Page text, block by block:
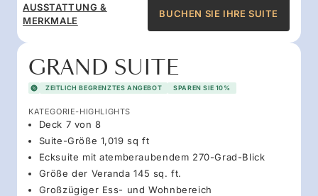
AUSSTATTUNG &
MERKMALE
BUCHEN SIE IHRE SUITE
GRAND SUITE
ZEITLICH BEGRENZTES ANGEBOT SPAREN SIE 10%
KATEGORIE-HIGHLIGHTS
Deck 7 von 8
Suite-Größe 1,019 sq ft
Ecksuite mit atemberaubendem 270-Grad-Blick
Größe der Veranda 145 sq. ft.
Großzügiger Ess- und Wohnbereich